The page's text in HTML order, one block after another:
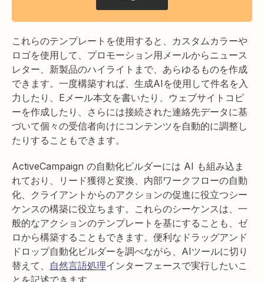
これらのテンプレートを使用すると、カスタムカラーや
ロゴを使用して、プロモーション用メールからニュース
レター、新製品のハイライトまで、あらゆるものを作成
できます。一度構築すれば、生成AIを使用して件名を入
力したり、Eメール本文を書いたり、ウェブサイトコピ
ーを作成したり、さらには接続された連絡先データに基
づいて個々の受信者向けにコンテンツを自動的に調整し
たりすることもできます。
ActiveCampaign の自動化ビルダーには AI も組み込ま
れており、リード獲得と変換、内部ワークフローの自動
化、クライアントからのアクションの促進に役立つシー
ケンスの構築に役立ちます。これらのシーケンスは、一
般的なアクションのテンプレートを基にすることも、ゼ
ロから構築することもできます。便利なドラッグアンド
ドロップ自動化ビルダーを調べながら、AIツールに切り
替えて、 自然言語処理インターフェースで実行したいこ